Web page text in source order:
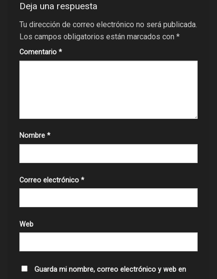
Deja una respuesta
Tu dirección de correo electrónico no será publicada.
Los campos obligatorios están marcados con *
Comentario *
Nombre *
Correo electrónico *
Web
Guarda mi nombre, correo electrónico y web en